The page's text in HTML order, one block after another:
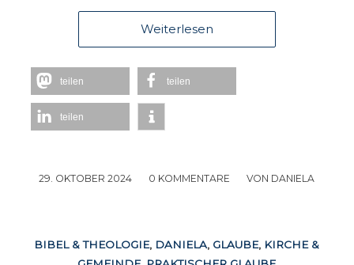
Weiterlesen
teilen teilen
teilen
29. OKTOBER 2024
/ 0 KOMMENTARE
/ VON DANIELA
BIBEL & THEOLOGIE, DANIELA, GLAUBE, KIRCHE &